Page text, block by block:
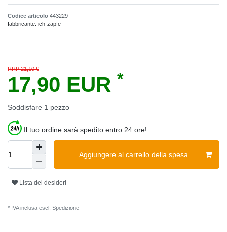
Codice articolo 443229
fabbricante: ich-zapfe
RRP 21,10 €
17,90 EUR *
Soddisfare 1 pezzo
Il tuo ordine sarà spedito entro 24 ore!
Aggiungere al carrello della spesa
Lista dei desideri
* IVA inclusa escl. Spedizione